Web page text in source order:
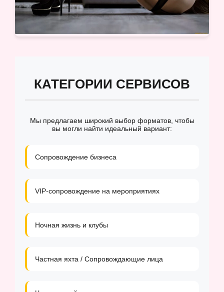
КАТЕГОРИИ СЕРВИСОВ
Мы предлагаем широкий выбор форматов, чтобы
вы могли найти идеальный вариант:
Сопровождение бизнеса
VIP-сопровождение на мероприятиях
Ночная жизнь и клубы
Частная яхта / Сопровождающие лица